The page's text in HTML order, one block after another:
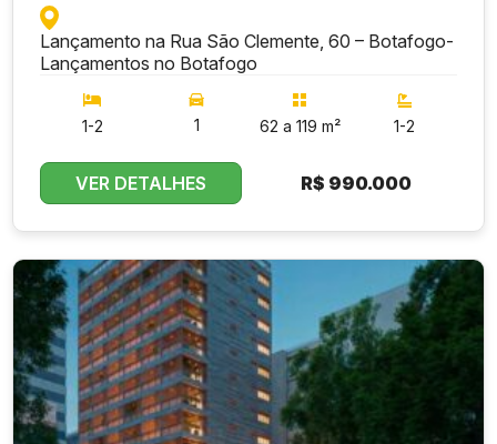
Lançamento na Rua São Clemente, 60 – Botafogo-
Lançamentos no Botafogo
1-2 1 62 a 119 m² 1-2
VER DETALHES R$ 990.000